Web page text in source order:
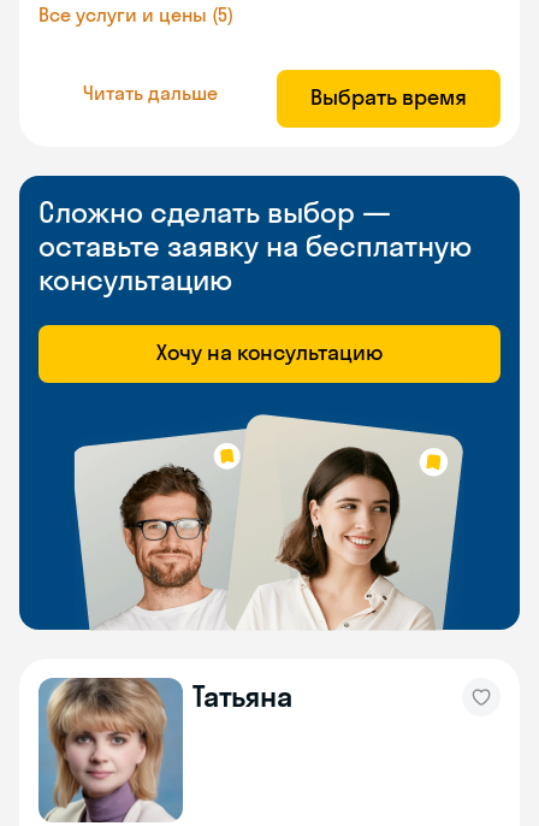
Все услуги и цены (5)
Читать дальше Выбрать время
Сложно сделать выбор —
оставьте заявку на бесплатную
консультацию
Хочу на консультацию
Татьяна